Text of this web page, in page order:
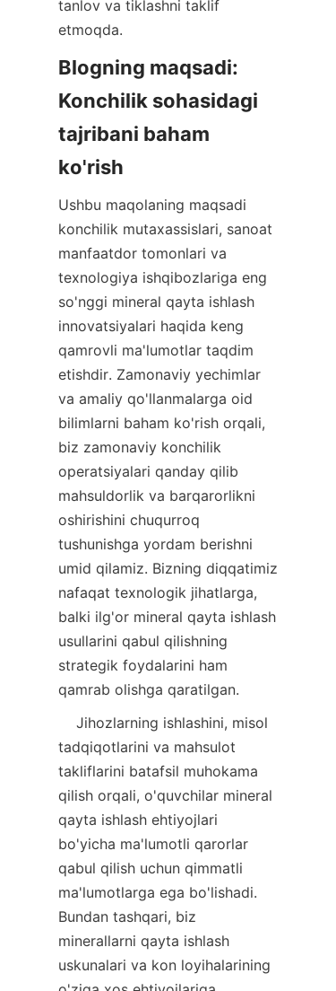
tanlov va tiklashni taklif
etmoqda.
Blogning maqsadi:
Konchilik sohasidagi
tajribani baham
ko'rish
Ushbu maqolaning maqsadi
konchilik mutaxassislari, sanoat
manfaatdor tomonlari va
texnologiya ishqibozlariga eng
so'nggi mineral qayta ishlash
innovatsiyalari haqida keng
qamrovli ma'lumotlar taqdim
etishdir. Zamonaviy yechimlar
va amaliy qo'llanmalarga oid
bilimlarni baham ko'rish orqali,
biz zamonaviy konchilik
operatsiyalari qanday qilib
mahsuldorlik va barqarorlikni
oshirishini chuqurroq
tushunishga yordam berishni
umid qilamiz. Bizning diqqatimiz
nafaqat texnologik jihatlarga,
balki ilg'or mineral qayta ishlash
usullarini qabul qilishning
strategik foydalarini ham
qamrab olishga qaratilgan.
tadqiqotlarini va mahsulot
takliflarini batafsil muhokama
qilish orqali, o'quvchilar mineral
qayta ishlash ehtiyojlari
bo'yicha ma'lumotli qarorlar
qabul qilish uchun qimmatli
ma'lumotlarga ega bo'lishadi.
Bundan tashqari, biz
minerallarni qayta ishlash
uskunalari va kon loyihalarining